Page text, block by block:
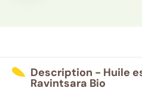
Description - Huile
Ravintsara Bio